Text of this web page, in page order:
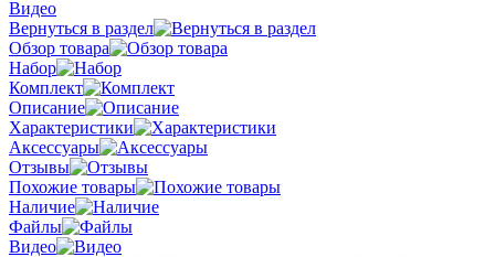
Видео
Вернуться в раздел
Обзор товара
Набор
Комплект
Описание
Характеристики
Аксессуары
Отзывы
Похожие товары
Наличие
Файлы
Видео